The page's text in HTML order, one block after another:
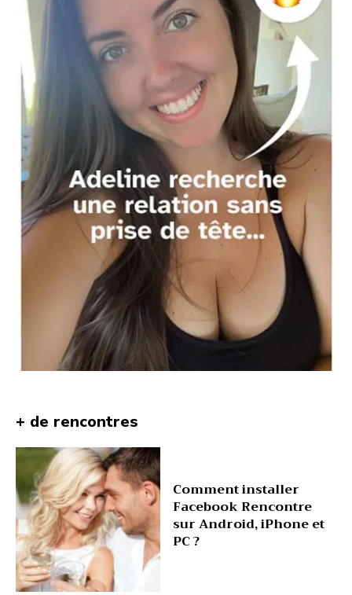
+ de rencontres
Comment installer
Facebook Rencontre
sur Android, iPhone et
PC ?